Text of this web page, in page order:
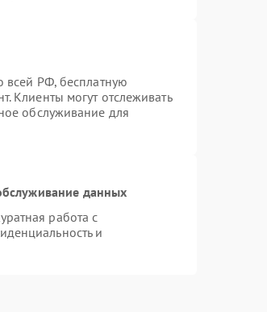
всей РФ, бесплатную
Клиенты могут отслеживать
обслуживание для
данных
работа с
и